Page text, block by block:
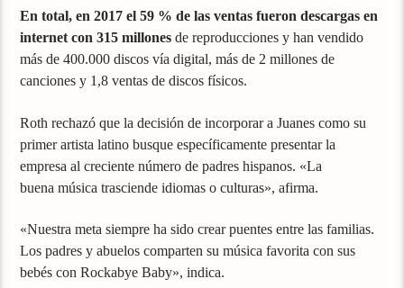
En total, en 2017 el 59 % de las ventas fueron descargas en
internet con 315 millones de reproducciones y han vendido
más de 400.000 discos vía digital, más de 2 millones de
canciones y 1,8 ventas de discos físicos.
Roth rechazó que la decisión de incorporar a Juanes como su
primer artista latino busque específicamente presentar la
empresa al creciente número de padres hispanos. «La
buena música trasciende idiomas o culturas», afirma.
«Nuestra meta siempre ha sido crear puentes entre las familias.
Los padres y abuelos comparten su música favorita con sus
bebés con Rockabye Baby», indica.